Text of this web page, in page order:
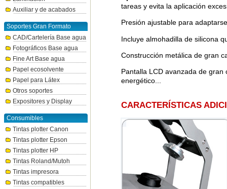
Auxiliar y de acabados
Soportes Gran Formato
CAD/Cartelería Base agua
Fotográficos Base agua
Fine Art Base agua
Papel ecosolvente
Papel para Látex
Otros soportes
Expositores y Display
Consumibles
Tintas plotter Canon
Tintas plotter Epson
Tintas plotter HP
Tintas Roland/Mutoh
Tintas impresora
Tintas compatibles
tareas y evita la aplicación
Presión ajustable para
Incluye almohadilla de silicona
Construcción metálica de gran
Pantalla LCD avanzada de
energético...
CARACTERÍSTICAS